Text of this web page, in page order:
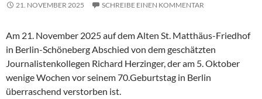
21. NOVEMBER 2025 SCHREIBE EINEN KOMMENTAR
Am 21. November 2025 auf dem Alten St. Matthäus-Friedhof
in Berlin-Schöneberg Abschied von dem geschätzten
Journalistenkollegen Richard Herzinger, der am 5. Oktober
wenige Wochen vor seinem 70.Geburtstag in Berlin
überraschend verstorben ist.